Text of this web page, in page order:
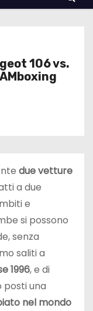
106 vs.
due vetture
a due
e
si possono
senza
saliti a
1996, e di
posti una
nel mondo